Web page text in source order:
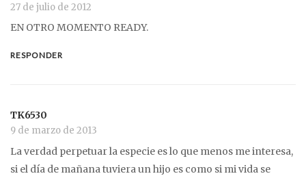
27 de julio de 2012
EN OTRO MOMENTO READY.
RESPONDER
TK6530
9 de marzo de 2013
La verdad perpetuar la especie es lo que menos me interesa,
si el día de mañana tuviera un hijo es como si mi vida se